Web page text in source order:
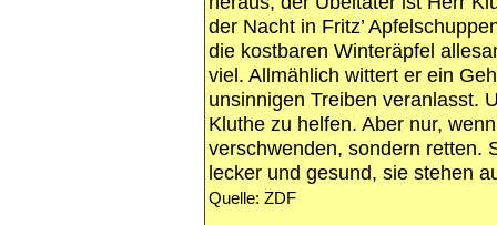
der Nacht in Fritz’
die kostbaren Winteräpfel
viel. Allmählich wittert er ein
unsinnigen Treiben veranlasst.
Kluthe zu helfen. Aber nur,
verschwenden, sondern retten.
lecker und gesund, sie stehen
Quelle: ZDF